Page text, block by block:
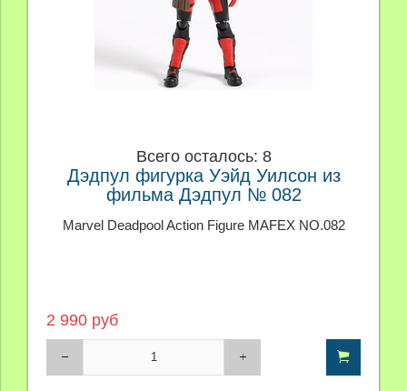
Всего осталось: 8
Дэдпул фигурка Уэйд Уилсон из
фильма Дэдпул № 082
Marvel Deadpool Action Figure MAFEX NO.082
2 990 руб